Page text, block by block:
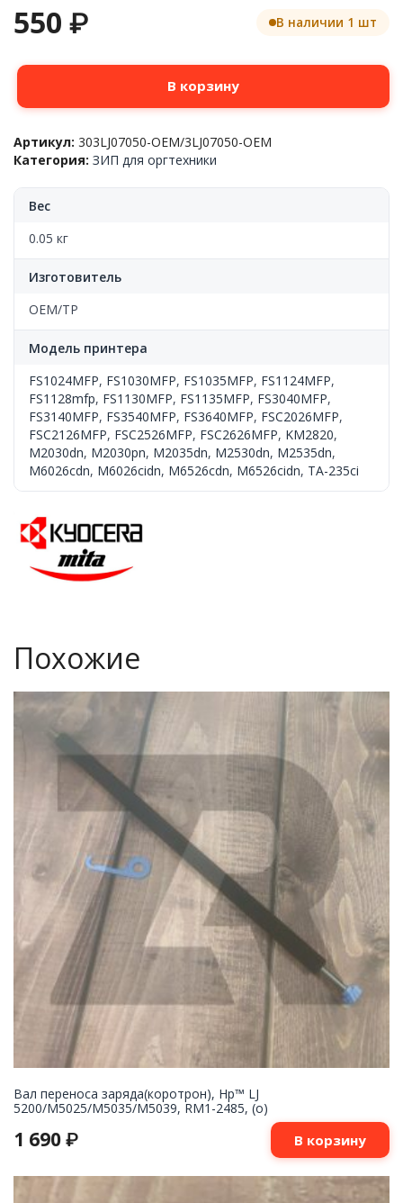
550 ₽ В наличии 1 шт
Количество
Флажок
наличия
оригинала
ADF
Kyocera-
Mita™
303LJ07050,
В корзину
Артикул: 303LJ07050-OEM/3LJ07050-OEM
Категория: ЗИП для оргтехники
Вес
0.05 кг
Изготовитель
OEM/TP
Модель принтера
FS1024MFP, FS1030MFP, FS1035MFP, FS1124MFP,
FS1128mfp, FS1130MFP, FS1135MFP, FS3040MFP,
FS3140MFP, FS3540MFP, FS3640MFP, FSC2026MFP,
FSC2126MFP, FSC2526MFP, FSC2626MFP, KM2820,
M2030dn, M2030pn, M2035dn, M2530dn, M2535dn,
M6026cdn, M6026cidn, M6526cdn, M6526cidn, TA-235ci
Похожие
Вал переноса заряда(коротрон), Hp™ LJ
5200/M5025/M5035/M5039, RM1-2485, (о)
1 690 ₽ В корзину